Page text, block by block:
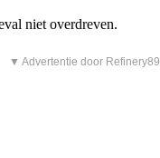
niet overdreven.
▼ Advertentie door Refinery89